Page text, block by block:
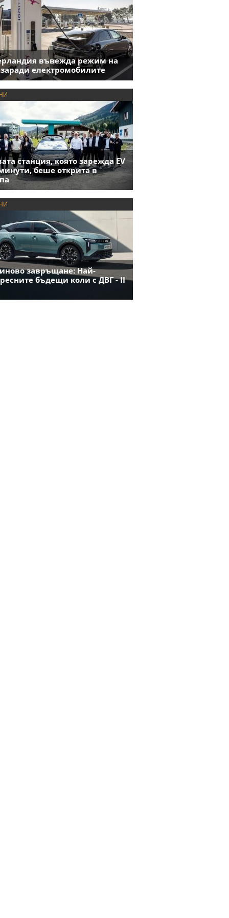
въвежда режим на
заради електромобилите
станция, която зарежда EV
беше открита в
завръщане: Най-
бъдещи коли с ДВГ - II